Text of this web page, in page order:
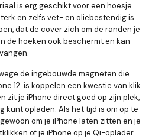
is erg geschikt voor een hoesje
en zelfs vet- en oliebestendig is.
dat de cover zich om de randen je
de hoeken ook beschermt en kan
de ingebouwde magneten die
12. is koppelen een kwestie van klik
zit je iPhone direct goed op zijn plek,
kunt opladen. Als het tijd is om op te
om je iPhone laten zitten en je
of je iPhone op je Qi-oplader